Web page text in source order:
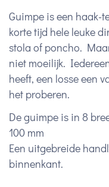
Guimpe is een haak-
korte tijd hele leuke
stola of poncho.
niet moeilijk.
heeft, een losse een
het proberen.
De guimpe is in 8
100 mm
Een uitgebreide
binnenkant.